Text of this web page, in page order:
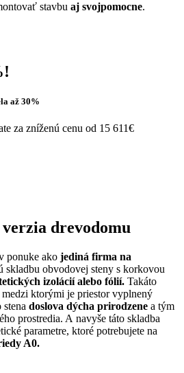
stavbu aj svojpomocne.
až 30%
za zníženú cenu od 15 611€
drevodomu
ponuke ako jediná firma na
skladbu obvodovej steny s korkovou
izolácií alebo fólií. Takáto
medzi ktorými je priestor vyplnený
doslova dýcha prirodzene a tým
prostredia. A navyše táto skladba
parametre, ktoré potrebujete na
A0.